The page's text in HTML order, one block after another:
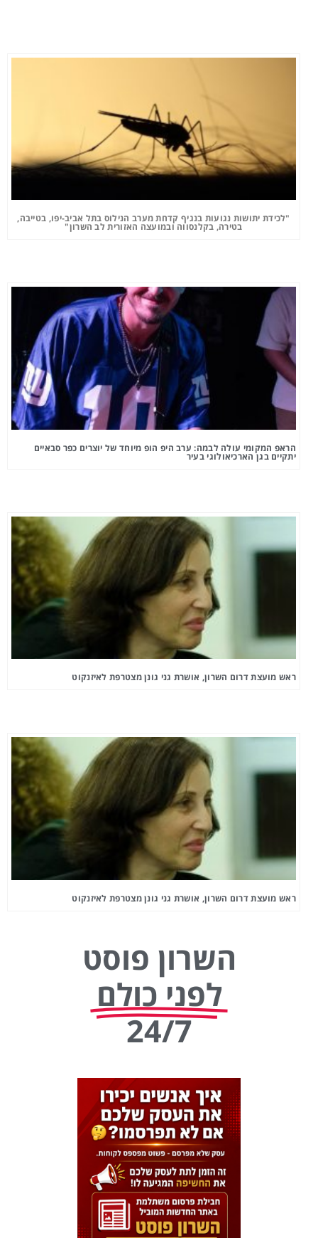
"לכידת יתושות נגועות בנגיף קדחת מערב הנילוס בתל אביב-יפו, בטייבה,
בטירה, בקלנסווה ובמועצה האזורית לב השרון"
הראפ המקומי עולה לבמה: ערב היפ הופ מיוחד של יוצרים כפר סבאיים
יתקיים בגן הארכיאולוגי בעיר
ראש מועצת דרום השרון, אושרת גני גונן מצטרפת לאיזנקוט
ראש מועצת דרום השרון, אושרת גני גונן מצטרפת לאיזנקוט
השרון פוסט
לפני כולם
24/7